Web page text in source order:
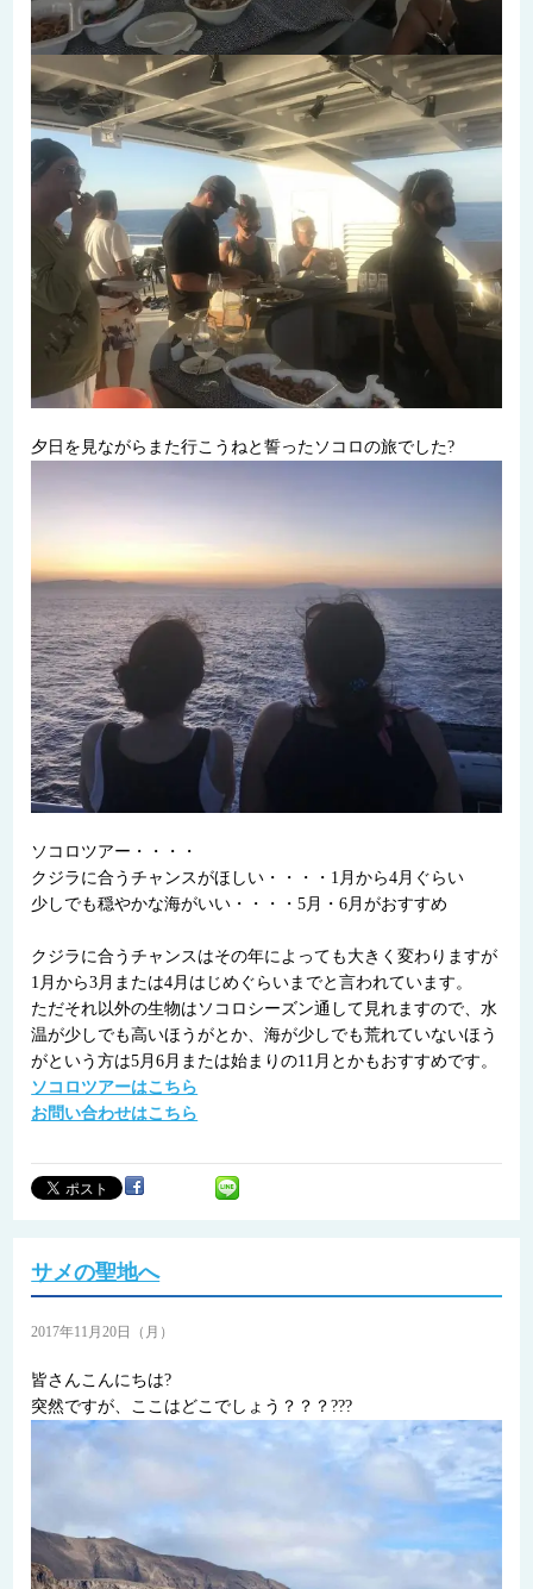
夕日を見ながらまた行こうねと誓ったソコロの旅でした?
ソコロツアー・・・・
クジラに合うチャンスがほしい・・・・1月から4月ぐらい
少しでも穏やかな海がいい・・・・5月・6月がおすすめ
クジラに合うチャンスはその年によっても大きく変わりますが
1月から3月または4月はじめぐらいまでと言われています。
ただそれ以外の生物はソコロシーズン通して見れますので、水
温が少しでも高いほうがとか、海が少しでも荒れていないほう
がという方は5月6月または始まりの11月とかもおすすめです。
ソコロツアーはこちら
お問い合わせはこちら
サメの聖地へ
2017年11月20日（月）
皆さんこんにちは?
突然ですが、ここはどこでしょう？？？???